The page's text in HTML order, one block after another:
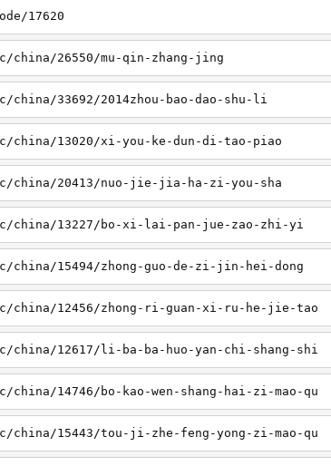
17620
china/26550/mu-qin-zhang-jing
china/33692/2014zhou-bao-dao-shu-li
china/13020/xi-you-ke-dun-di-tao-piao
china/20413/nuo-jie-jia-ha-zi-you-sha
china/13227/bo-xi-lai-pan-jue-zao-zhi-yi
china/15494/zhong-guo-de-zi-jin-hei-dong
china/12456/zhong-ri-guan-xi-ru-he-jie-tao
china/12617/li-ba-ba-huo-yan-chi-shang-shi
china/14746/bo-kao-wen-shang-hai-zi-mao-qu
china/15443/tou-ji-zhe-feng-yong-zi-mao-qu